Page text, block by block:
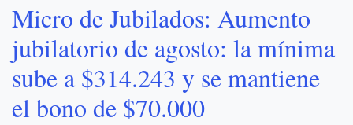
Micro de Jubilados: Aumento
jubilatorio de agosto: la mínima
sube a $314.243 y se mantiene
el bono de $70.000